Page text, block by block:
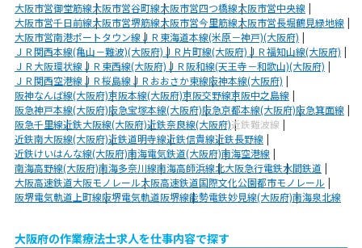
大阪市営御堂筋線大阪市営谷町線大阪市営四つ橋線大阪市営中央線
大阪市営千日前線大阪市営堺筋線大阪市営今里筋線大阪市営長堀鶴見緑地線
大阪市営南港ポートタウン線ＪＲ東海道本線(米原－神戸)(大阪府)
ＪＲ関西本線(亀山－難波)(大阪府)ＪＲ片町線(大阪府)ＪＲ福知山線(大阪府)
ＪＲ大阪環状線ＪＲ東西線(大阪府)ＪＲ阪和線(天王寺－和歌山)(大阪府)
ＪＲ関西空港線ＪＲ桜島線ＪＲおおさか東線阪神本線(大阪府)
阪神なんば線(大阪府)京阪本線(大阪府)京阪交野線京阪中之島線
阪急神戸本線(大阪府)阪急宝塚本線(大阪府)阪急京都本線(大阪府)阪急箕面線
阪急千里線近鉄大阪線(大阪府)近鉄奈良線(大阪府)近鉄難波線
近鉄南大阪線(大阪府)近鉄道明寺線近鉄信貴線近鉄長野線
近鉄けいはんな線(大阪府)南海電気鉄道(大阪府)南海空港線
南海高野線(大阪府)南海多奈川線南海高師浜線北大阪急行電鉄水間鉄道
大阪高速鉄道大阪モノレール大阪高速鉄道国際文化公園都市モノレール
阪堺電気軌道上町線阪堺電気軌道阪堺線能勢電鉄妙見線(大阪府)南海泉北線
大阪府の作業療法士求人を仕事内容で探す